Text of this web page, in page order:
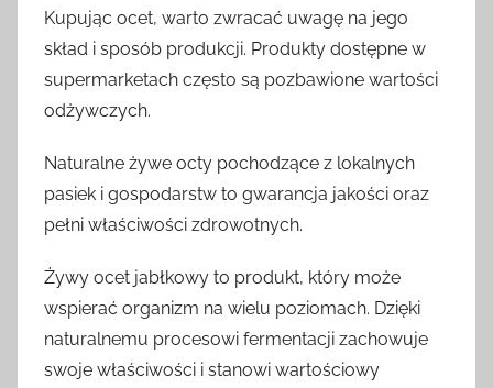
Kupując ocet, warto zwracać uwagę na jego
skład i sposób produkcji. Produkty dostępne w
supermarketach często są pozbawione wartości
odżywczych.
Naturalne żywe octy pochodzące z lokalnych
pasiek i gospodarstw to gwarancja jakości oraz
pełni właściwości zdrowotnych.
Żywy ocet jabłkowy to produkt, który może
wspierać organizm na wielu poziomach. Dzięki
naturalnemu procesowi fermentacji zachowuje
swoje właściwości i stanowi wartościowy